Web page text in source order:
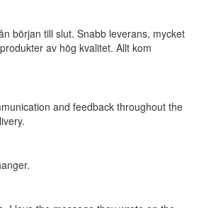
början till slut. Snabb leverans, mycket
av hög kvalitet. Allt kom
and feedback throughout the